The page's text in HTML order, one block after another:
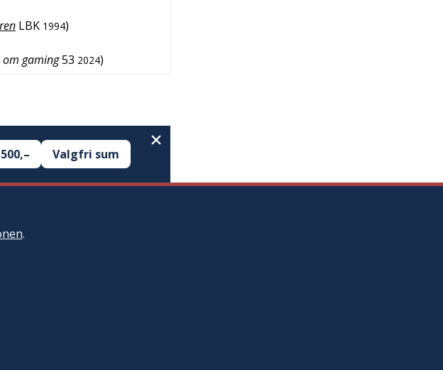
LBK 1994)
gaming53 2024)
500,– Valgfri sum
.